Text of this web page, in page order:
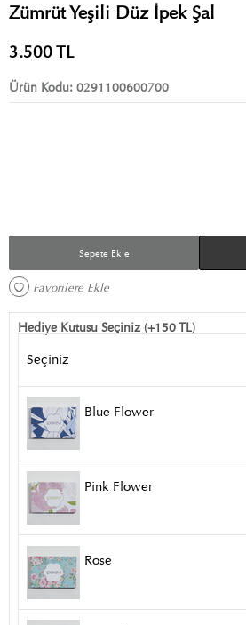
Zümrüt Yeşili Düz İpek Şal
3.500TL
Ürün Kodu: 0291100600700
Sepete Ekle
Favorilere Ekle
Hediye Kutusu Seçiniz (+150 TL)
Seçiniz
Blue Flower
Pink Flower
Rose